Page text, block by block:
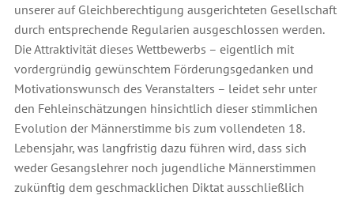
unserer auf Gleichberechtigung ausgerichteten Gesellschaft
durch entsprechende Regularien ausgeschlossen werden.
Die Attraktivität dieses Wettbewerbs – eigentlich mit
vordergründig gewünschtem Förderungsgedanken und
Motivationswunsch des Veranstalters – leidet sehr unter
den Fehleinschätzungen hinsichtlich dieser stimmlichen
Evolution der Männerstimme bis zum vollendeten 18.
Lebensjahr, was langfristig dazu führen wird, dass sich
weder Gesangslehrer noch jugendliche Männerstimmen
zukünftig dem geschmacklichen Diktat ausschließlich